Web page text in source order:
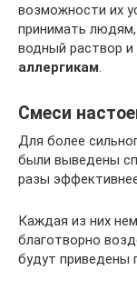
возможности их
принимать
водный раствор и
аллергикам.
Смеси
Для более
были выведены
разы
Каждая из них
благотворно
будут приведены